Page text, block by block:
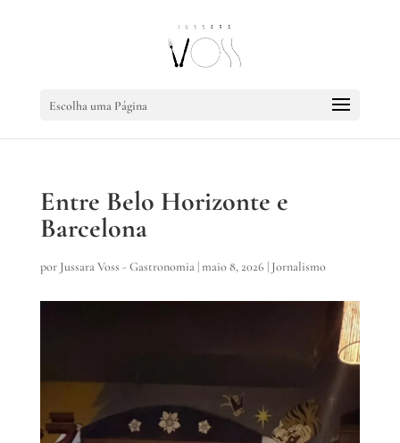
Escolha uma Página
Entre Belo Horizonte e
Barcelona
por Jussara Voss - Gastronomia|maio 8, 2026 | Jornalismo